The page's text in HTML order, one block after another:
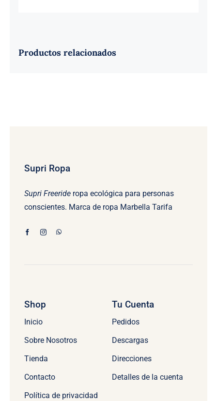
Productos relacionados
Supri Ropa
Supri Freerideropa ecológica para personas
conscientes. Marca de ropa Marbella Tarifa
Shop
Inicio
Sobre Nosotros
Tienda
Contacto
Política de privacidad
Tu Cuenta
Pedidos
Descargas
Direcciones
Detalles de la cuenta